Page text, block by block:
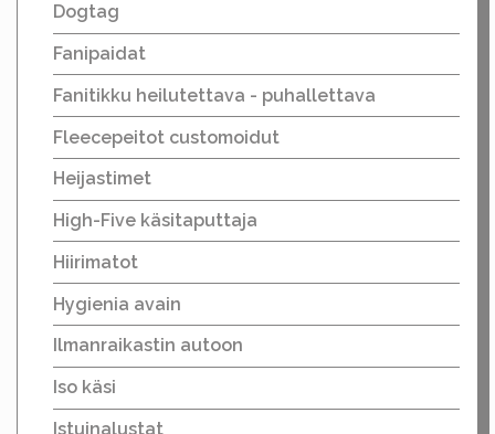
Dogtag
Fanipaidat
Fanitikku heilutettava - puhallettava
Fleecepeitot customoidut
Heijastimet
High-Five käsitaputtaja
Hiirimatot
Hygienia avain
Ilmanraikastin autoon
Iso käsi
Istuinalustat